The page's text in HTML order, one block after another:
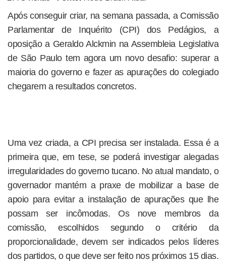
Após conseguir criar, na semana passada, a Comissão
Parlamentar de Inquérito (CPI) dos Pedágios, a
oposição a Geraldo Alckmin na Assembleia Legislativa
de São Paulo tem agora um novo desafio: superar a
maioria do governo e fazer as apurações do colegiado
chegarem a resultados concretos.
Uma vez criada, a CPI precisa ser instalada. Essa é a
primeira que, em tese, se poderá investigar alegadas
irregularidades do governo tucano. No atual mandato, o
governador mantém a praxe de mobilizar a base de
apoio para evitar a instalação de apurações que lhe
possam ser incômodas. Os nove membros da
comissão, escolhidos segundo o critério da
proporcionalidade, devem ser indicados pelos líderes
dos partidos, o que deve ser feito nos próximos 15 dias.